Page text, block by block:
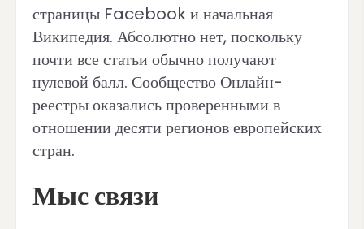
страницы Facebook и начальная
Википедия. Абсолютно нет, поскольку
почти все статьи обычно получают
нулевой балл. Сообщество Онлайн-
реестры оказались проверенными в
отношении десяти регионов европейских
стран.
Мыс связи